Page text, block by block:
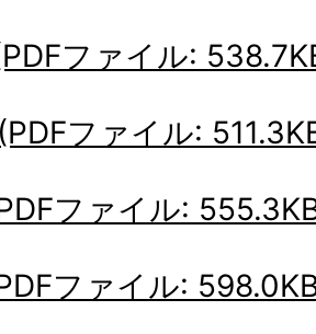
ファイル:
ファイル:
ファイル:
ファイル: